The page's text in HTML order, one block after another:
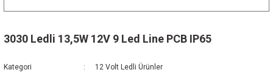
3030 Ledli 13,5W 12V 9 Led Line PCB IP65
Kategori
12 Volt Ledli Ürünler